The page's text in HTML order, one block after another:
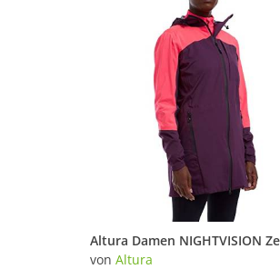
von Altura